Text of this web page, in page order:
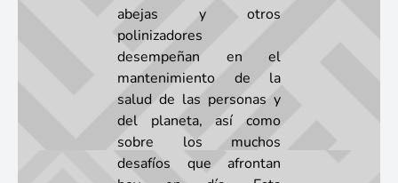
abejas y otros
polinizadores
desempeñan en el
mantenimiento de la
salud de las personas y
del planeta, así como
sobre los muchos
desafíos que afrontan